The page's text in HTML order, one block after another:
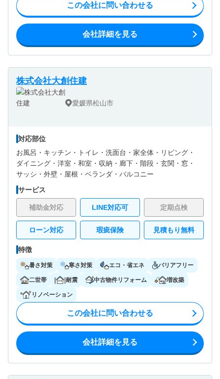
この会社に問い合わせる
会社詳細を見る
株式会社大創住建
愛媛県松山市
対応部位
お風呂・ キッチン・ トイレ・ 洗面台・ 家全体・ リビング・
ダイニング・ 洋室・ 和室・ 収納・ 廊下・ 階段・ 玄関・ 窓・
サッシ・ 外壁・ 屋根・ ベランダ・バルコニー
サービス
補助金対応 LINE対応可 定期点検
ローン対応 瑕疵保険 見積もり無料
特徴
暑さ対策 寒さ対策 エコ・省エネ バリアフリー
二世帯 耐震 中古物件リフォーム 増改築
リノベーション
この会社に問い合わせる
会社詳細を見る